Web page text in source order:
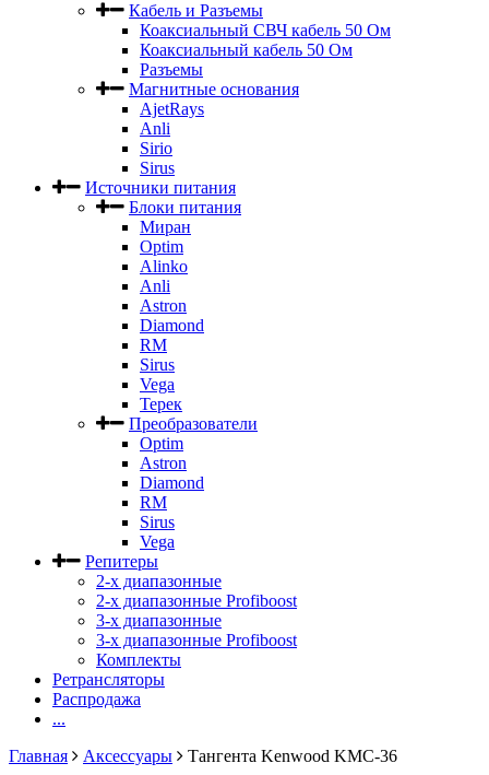
Кабель и Разъемы
Коаксиальный СВЧ кабель 50 Ом
Коаксиальный кабель 50 Ом
Разъемы
Магнитные основания
AjetRays
Anli
Sirio
Sirus
Источники питания
Блоки питания
Миран
Optim
Alinko
Anli
Astron
Diamond
RM
Sirus
Vega
Терек
Преобразователи
Optim
Astron
Diamond
RM
Sirus
Vega
Репитеры
2-х диапазонные
2-х диапазонные Profiboost
3-х диапазонные
3-х диапазонные Profiboost
Комплекты
Ретрансляторы
Распродажа
...
Главная
Аксессуары Тангента Kenwood KMC-36